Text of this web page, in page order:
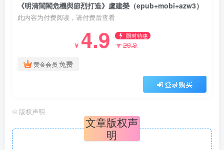
《明清閨閣危機與節烈打造》盧建榮（epub+mobi+azw3）
此内容为付费阅读，请付费后查看
￥ 4.9 限时特惠
￥29.9
黄金会员 免费
登录购买
© 版权声明
文章版权声
明